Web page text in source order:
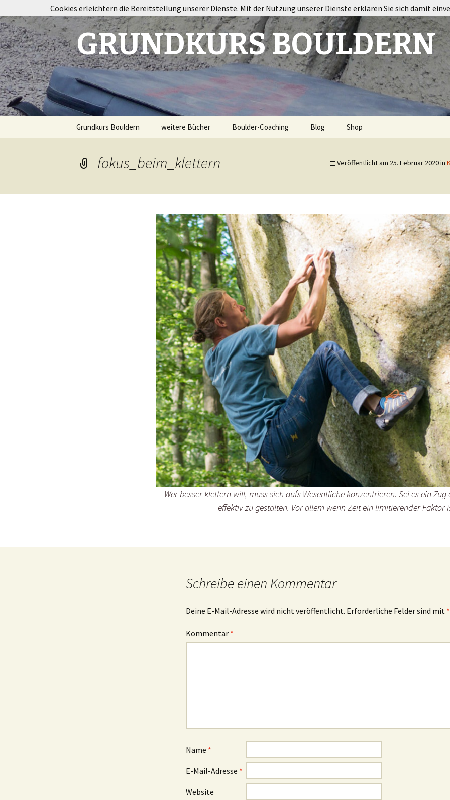
GRUNDKURS BOULDERN
Grundkurs Bouldern weitere Bücher
Bouldertraining
Destination
Boulder-Coaching Blog Shop
fokus_beim_klettern Veröffentlicht am 25. Februar 2020in
Wer besser klettern will, muss sich aufs Wesentliche konzentrieren. Sei es ein
effektiv zu gestalten. Vor allem wenn Zeit ein limitierender Faktor
Schreibe einen Kommentar
Deine E-Mail-Adresse wird nicht veröffentlicht. Erforderliche Felder sind mit *
Kommentar *
Name *
E-Mail-Adresse *
Website
Cookies erleichtern die Bereitstellung unserer Dienste. Mit der Nutzung unserer Dienste erklären Sie sich damit